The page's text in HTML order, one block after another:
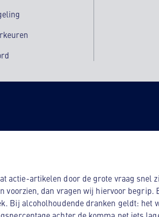
actie-artikelen door de grote vraag snel
dan vragen wij hiervoor begrip.
Bij alcoholhoudende dranken geldt: het